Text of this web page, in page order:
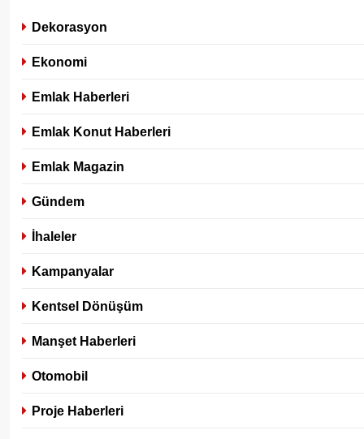
Dekorasyon
Ekonomi
Emlak Haberleri
Emlak Konut Haberleri
Emlak Magazin
Gündem
İhaleler
Kampanyalar
Kentsel Dönüşüm
Manşet Haberleri
Otomobil
Proje Haberleri